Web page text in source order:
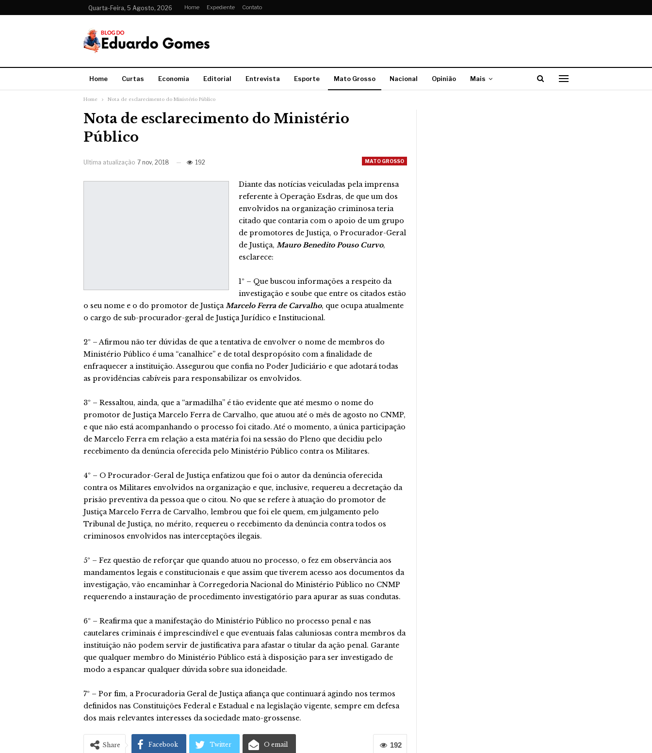
Quarta-Feira, 5 Agosto, 2026 Home Expediente Contato
Home Curtas Economia Editorial Entrevista Esporte Mato Grosso Nacional Opinião Mais
Home Nota de esclarecimento do Ministério Público
Nota de esclarecimento do Ministério
Público
MATO GROSSO
Ultima atualização 7 nov, 2018 192
Diante das notícias veiculadas pela imprensa
referente à Operação Esdras, de que um dos
envolvidos na organização criminosa teria
citado que contaria com o apoio de um grupo
de promotores de Justiça, o Procurador-Geral
de Justiça, Mauro Benedito Pouso Curvo,
esclarece:
1º – Que buscou informações a respeito da
investigação e soube que entre os citados estão
o seu nome e o do promotor de JustiçaMarcelo Ferra de Carvalho, que ocupa atualmente
o cargo de sub-procurador-geral de Justiça Jurídico e Institucional.
2º – Afirmou não ter dúvidas de que a tentativa de envolver o nome de membros do
Ministério Público é uma “canalhice” e de total despropósito com a finalidade de
enfraquecer a instituição. Assegurou que confia no Poder Judiciário e que adotará todas
as providências cabíveis para responsabilizar os envolvidos.
3º – Ressaltou, ainda, que a “armadilha” é tão evidente que até mesmo o nome do
promotor de Justiça Marcelo Ferra de Carvalho, que atuou até o mês de agosto no CNMP,
e que não está acompanhando o processo foi citado. Até o momento, a única participação
de Marcelo Ferra em relação a esta matéria foi na sessão do Pleno que decidiu pelo
recebimento da denúncia oferecida pelo Ministério Público contra os Militares.
4º – O Procurador-Geral de Justiça enfatizou que foi o autor da denúncia oferecida
contra os Militares envolvidos na organização e que, inclusive, requereu a decretação da
prisão preventiva da pessoa que o citou. No que se refere à atuação do promotor de
Justiça Marcelo Ferra de Carvalho, lembrou que foi ele quem, em julgamento pelo
Tribunal de Justiça, no mérito, requereu o recebimento da denúncia contra todos os
criminosos envolvidos nas interceptações ilegais.
5º – Fez questão de reforçar que quando atuou no processo, o fez em observância aos
mandamentos legais e constitucionais e que assim que tiverem acesso aos documentos da
investigação, vão encaminhar à Corregedoria Nacional do Ministério Público no CNMP
requerendo a instauração de procedimento investigatório para apurar as suas condutas.
6º – Reafirma que a manifestação do Ministério Público no processo penal e nas
cautelares criminais é imprescindível e que eventuais falas caluniosas contra membros da
instituição não podem servir de justificativa para afastar o titular da ação penal. Garante
que qualquer membro do Ministério Público está à disposição para ser investigado de
modo a espancar qualquer dúvida sobre sua idoneidade.
7º – Por fim, a Procuradoria Geral de Justiça afiança que continuará agindo nos termos
definidos nas Constituições Federal e Estadual e na legislação vigente, sempre em defesa
dos mais relevantes interesses da sociedade mato-grossense.
192
Share Facebook Twitter O email